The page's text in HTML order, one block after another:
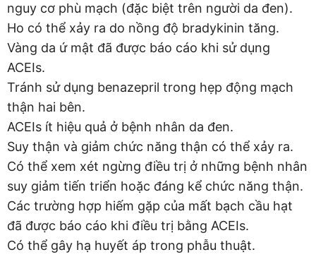
nguy cơ phù mạch (đặc biệt trên người da đen).
Ho có thể xảy ra do nồng độ bradykinin tăng.
Vàng da ứ mật đã được báo cáo khi sử dụng
ACEIs.
Tránh sử dụng benazepril trong hẹp động mạch
thận hai bên.
ACEIs ít hiệu quả ở bệnh nhân da đen.
Suy thận và giảm chức năng thận có thể xảy ra.
Có thể xem xét ngừng điều trị ở những bệnh nhân
suy giảm tiến triển hoặc đáng kể chức năng thận.
Các trường hợp hiếm gặp của mất bạch cầu hạt
đã được báo cáo khi điều trị bằng ACEIs.
Có thể gây hạ huyết áp trong phẫu thuật.